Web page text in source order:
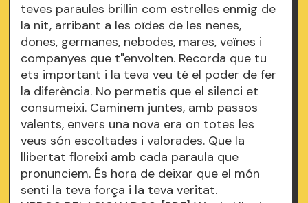
teves paraules brillin com estrelles enmig de
la nit, arribant a les oïdes de les nenes,
dones, germanes, nebodes, mares, veïnes i
companyes que t"envolten. Recorda que tu
ets important i la teva veu té el poder de fer
la diferència. No permetis que el silenci et
consumeixi. Caminem juntes, amb passos
valents, envers una nova era on totes les
veus són escoltades i valorades. Que la
llibertat floreixi amb cada paraula que
pronunciem. És hora de deixar que el món
senti la teva força i la teva veritat.